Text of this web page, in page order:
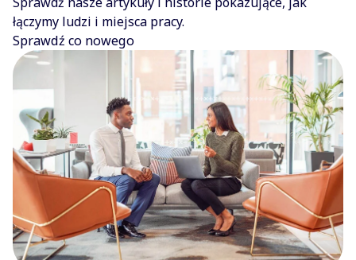
łączymy ludzi i miejsca pracy.
Sprawdź co nowego